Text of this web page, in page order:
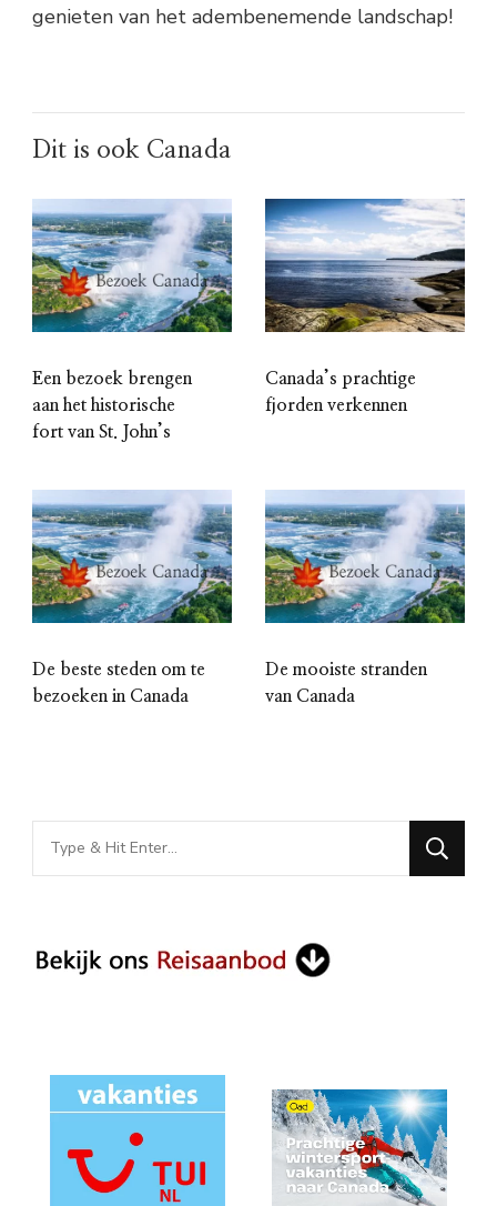
genieten van het adembenemende landschap!
Dit is ook Canada
Een bezoek brengen
aan het historische
fort van St. John’s
Canada’s prachtige
fjorden verkennen
De beste steden om te
bezoeken in Canada
De mooiste stranden
van Canada
Looking
for